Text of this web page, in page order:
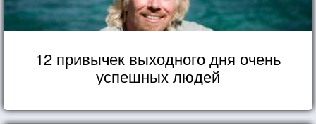
12 привычек выходного дня очень
успешных людей